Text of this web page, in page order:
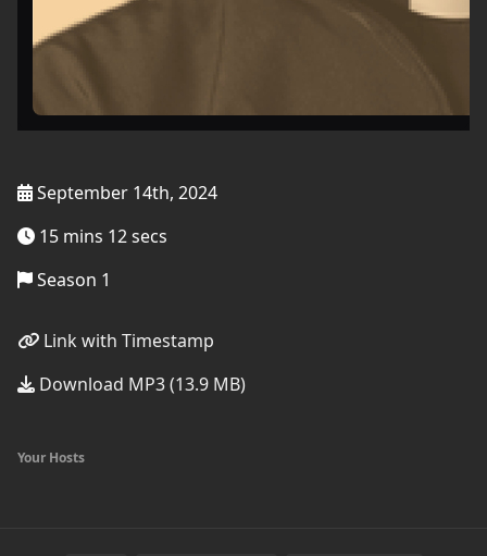
September 14th, 2024
15 mins 12 secs
Season 1
Link with Timestamp
Download MP3 (13.9 MB)
Your Hosts